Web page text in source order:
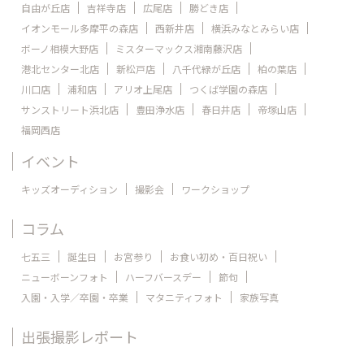
自由が丘店 吉祥寺店 広尾店
勝どき店
イオンモール多摩平の森店
西新井店
横浜みなとみらい店
ボーノ相模大野店
ミスターマックス湘南藤沢店
港北センター北店
新松戸店 八千代緑が丘店
柏の葉店
川口店
浦和店 アリオ上尾店
つくば学園の森店
サンストリート浜北店
豊田浄水店 春日井店
帝塚山店
福岡西店
イベント
キッズオーディション 撮影会 ワークショップ
コラム
七五三 誕生日 お宮参り
お食い初め・百日祝い
ニューボーンフォト
ハーフバースデー
節句
入園・入学／卒園・卒業
マタニティフォト 家族写真
出張撮影レポート